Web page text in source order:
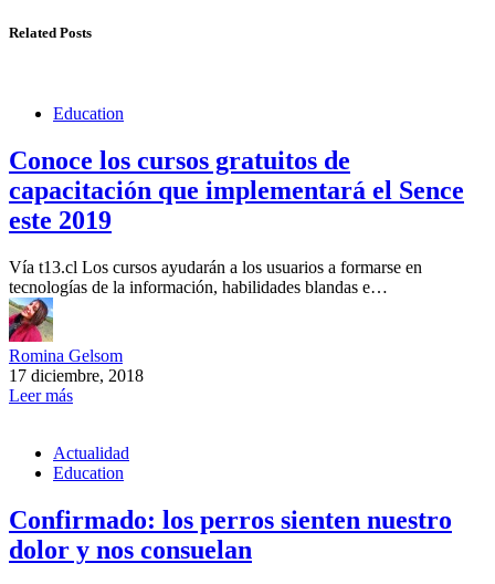
Related Posts
Education
Conoce los cursos gratuitos de
capacitación que implementará el Sence
este 2019
Vía t13.cl Los cursos ayudarán a los usuarios a formarse en
tecnologías de la información, habilidades blandas e…
Romina Gelsom
17 diciembre, 2018
Leer más
Actualidad
Education
Confirmado: los perros sienten nuestro
dolor y nos consuelan